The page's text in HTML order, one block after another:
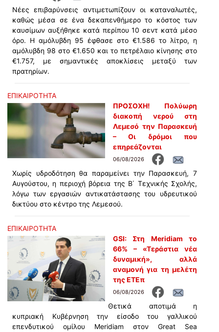
Νέες επιβαρύνσεις αντιμετωπίζουν οι καταναλωτές,
καθώς μέσα σε ένα δεκαπενθήμερο το κόστος των
καυσίμων αυξήθηκε κατά περίπου 10 σεντ κατά μέσο
όρο. Η αμόλυβδη 95 έφθασε στο €1.586 το λίτρο, η
αμόλυβδη 98 στο €1.650 και το πετρέλαιο κίνησης στο
€1.757, με σημαντικές αποκλίσεις μεταξύ των
πρατηρίων.
ΕΠΙΚΑΙΡΟΤΗΤΑ
ΠΡΟΣΟΧΗ! Πολύωρη
διακοπή νερού στη
Λεμεσό την Παρασκευή
– Οι δρόμοι που
επηρεάζονται
06/08/2026
Χωρίς υδροδότηση θα παραμείνει την Παρασκευή, 7
Αυγούστου, η περιοχή βόρεια της Β΄ Τεχνικής Σχολής,
λόγω των εργασιών αντικατάστασης του υδρευτικού
δικτύου στο κέντρο της Λεμεσού.
ΕΠΙΚΑΙΡΟΤΗΤΑ
GSI: Στη Meridiam το
66% – «Τεράστια νέα
δυναμική», αλλά
αναμονή για τη μελέτη
της ΕΤΕπ
06/08/2026
Θετικά αποτιμά η
κυπριακή Κυβέρνηση την είσοδο του γαλλικού
επενδυτικού ομίλου Meridiam στον Great Sea